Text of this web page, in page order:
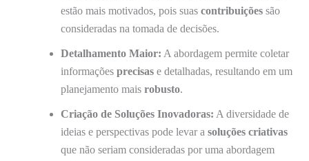
estão mais motivados, pois suas contribuições são
consideradas na tomada de decisões.
Detalhamento Maior: A abordagem permite coletar
informações precisas e detalhadas, resultando em um
planejamento mais robusto.
Criação de Soluções Inovadoras: A diversidade de
ideias e perspectivas pode levar a soluções criativas
que não seriam consideradas por uma abordagem